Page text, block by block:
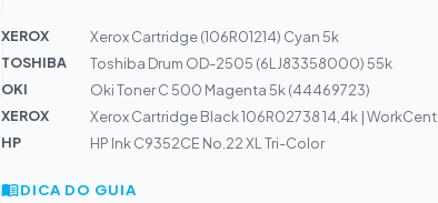
XEROX
Xerox Cartridge (106R01214) Cyan 5k
TOSHIBA
Toshiba Drum OD-2505 (6LJ83358000) 55k
OKI
Oki Toner C 500 Magenta 5k (44469723)
XEROX
Xerox Cartridge Black 106R02738 14,4k |
HP
HP Ink C9352CE No.22 XL Tri-Color
DICA DO GUIA